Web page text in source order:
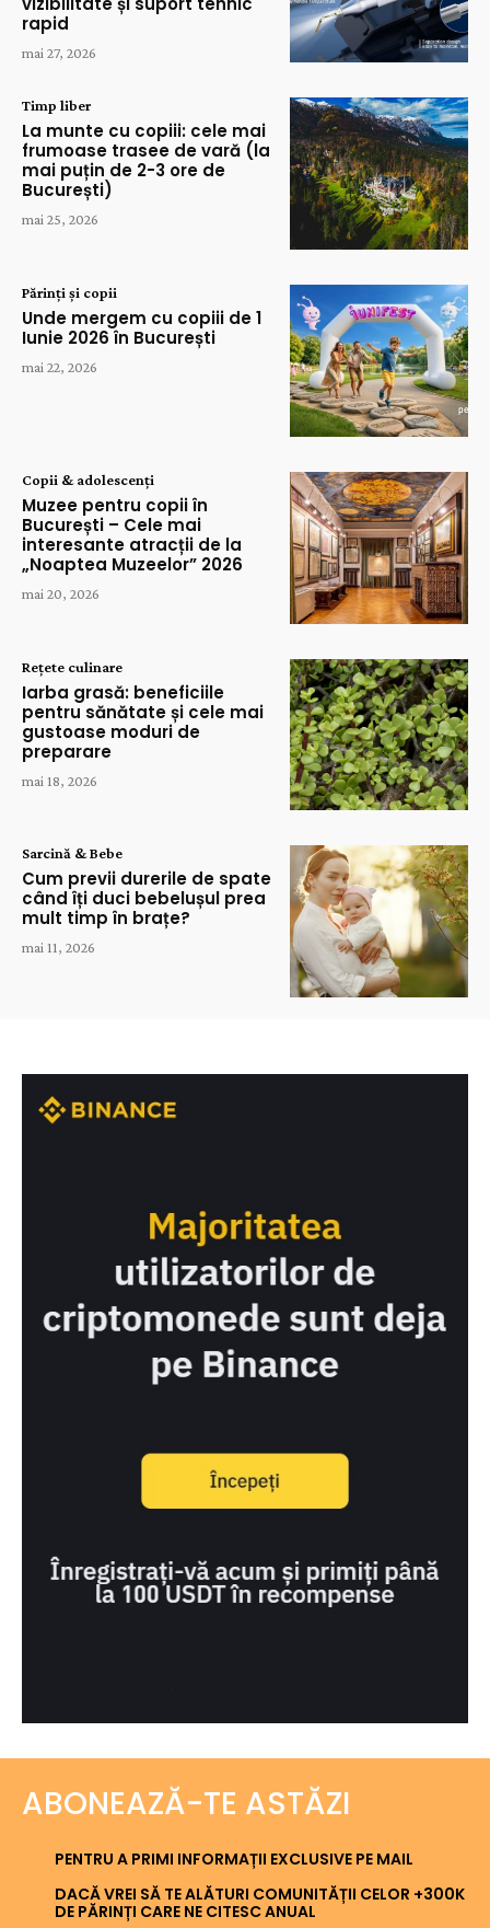
rapid
mai 27, 2026
Timp liber
La munte cu copiii: cele mai
frumoase trasee de vară (la
mai puțin de 2-3 ore de
București)
mai 25, 2026
Părinți și copii
Unde mergem cu copiii de 1
Iunie 2026 în București
mai 22, 2026
Copii & adolescenți
Muzee pentru copii în
București – Cele mai
interesante atracții de la
„Noaptea Muzeelor” 2026
mai 20, 2026
Rețete culinare
Iarba grasă: beneficiile
pentru sănătate și cele mai
gustoase moduri de
preparare
mai 18, 2026
Sarcină & Bebe
Cum previi durerile de spate
când îți duci bebelușul prea
mult timp în brațe?
mai 11, 2026
ABONEAZĂ-TE ASTĂZI
PENTRU A PRIMI INFORMAȚII EXCLUSIVE PE MAIL
DACĂ VREI SĂ TE ALĂTURI COMUNITĂȚII CELOR +300K
DE PĂRINȚI CARE NE CITESC ANUAL